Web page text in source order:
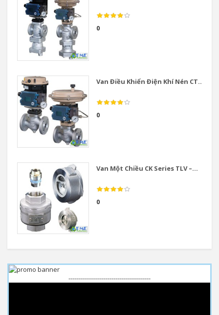
0
Van Điều Khiển Điện Khí Nén CT...
0
Van Một Chiều CK Series TLV –...
0
------------------------------------------